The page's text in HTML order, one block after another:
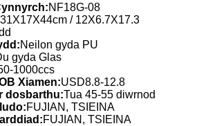
NF18G-08
31X17X44cm / 12X6.7X17.3
Neilon gyda PU
gyda Glas
1000ccs
Xiamen:USD8.8-12.8
dosbarthu:Tua 45-55 diwrnod
FUJIAN, TSIEINA
FUJIAN, TSIEINA